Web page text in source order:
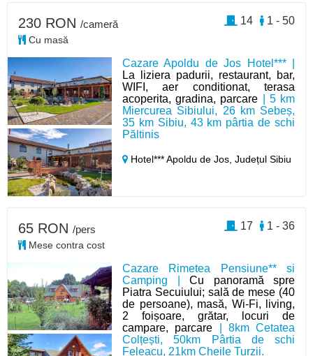
Cazare Apoldu de Jos Hotel*** |
La liziera padurii, restaurant, bar,
WIFI, aer conditionat, terasa
acoperita, gradina, parcare | 5 km
Miercurea Sibiului, 26 km Sebeș,
35 km Sibiu, 43 km pârtia de schi
Păltinis
Hotel*** Apoldu de Jos,Județul Sibiu
230 RON /cameră
Cu masă
1 - 50
14
Cazare Rimetea Pensiune** si
Camping |Cu panoramă spre
Piatra Secuiului; sală de mese (40
de persoane), masă, Wi-Fi, living,
2 foișoare, grătar, locuri de
campare, parcare | 8km Cetatea
Colțești, 50km Pârtia de schi
Feleacu, 21km Cheile Turzii.
65 RON /pers
Mese contra cost
1 - 36
17